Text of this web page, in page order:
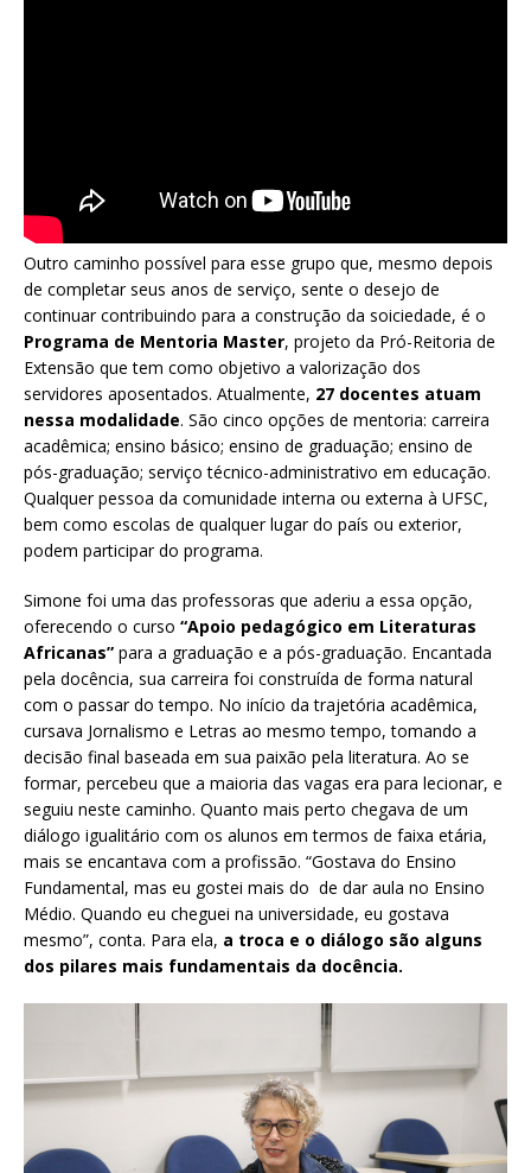
Outro caminho possível para esse grupo que, mesmo depois
de completar seus anos de serviço, sente o desejo de
continuar contribuindo para a construção da soiciedade, é o
Programa de Mentoria Master, projeto da Pró-Reitoria de
Extensão que tem como objetivo a valorização dos
servidores aposentados. Atualmente, 27 docentes atuam
nessa modalidade. São cinco opções de mentoria: carreira
acadêmica; ensino básico; ensino de graduação; ensino de
pós-graduação; serviço técnico-administrativo em educação.
Qualquer pessoa da comunidade interna ou externa à UFSC,
bem como escolas de qualquer lugar do país ou exterior,
podem participar do programa.
Simone foi uma das professoras que aderiu a essa opção,
oferecendo o curso “Apoio pedagógico em Literaturas
Africanas” para a graduação e a pós-graduação. Encantada
pela docência, sua carreira foi construída de forma natural
com o passar do tempo. No início da trajetória acadêmica,
cursava Jornalismo e Letras ao mesmo tempo, tomando a
decisão final baseada em sua paixão pela literatura. Ao se
formar, percebeu que a maioria das vagas era para lecionar, e
seguiu neste caminho. Quanto mais perto chegava de um
diálogo igualitário com os alunos em termos de faixa etária,
mais se encantava com a profissão. “Gostava do Ensino
Fundamental, mas eu gostei mais do de dar aula no Ensino
Médio. Quando eu cheguei na universidade, eu gostava
mesmo”, conta. Para ela, a troca e o diálogo são alguns
dos pilares mais fundamentais da docência.